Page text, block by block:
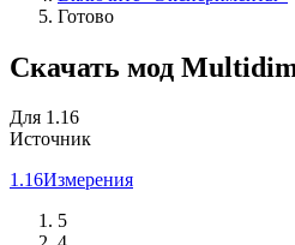
Готово
Скачать мод
Для 1.16
Источник
1.16Измерения
5